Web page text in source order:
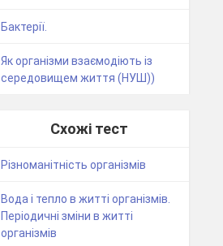
Бактерії.
Як організми взаємодіють із
середовищем життя (НУШ))
Схожі тест
Різноманітність організмів
Вода і тепло в житті організмів.
Періодичні зміни в житті
організмів